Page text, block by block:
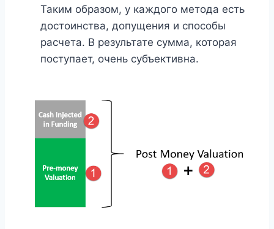
Таким образом, у каждого метода есть
достоинства, допущения и способы
расчета. В результате сумма, которая
поступает, очень субъективна.